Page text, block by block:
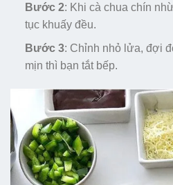
Bước 2: Khi cà chua chín
tục khuấy đều.
Bước 3: Chỉnh nhỏ lửa, đợi
mịn thì bạn tắt bếp.